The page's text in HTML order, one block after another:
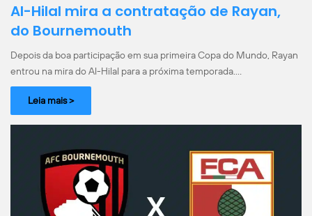
Al-Hilal mira a contratação de Rayan,
do Bournemouth
Depois da boa participação em sua primeira Copa do Mundo, Rayan
entrou na mira do Al-Hilal para a próxima temporada.…
Leia mais >